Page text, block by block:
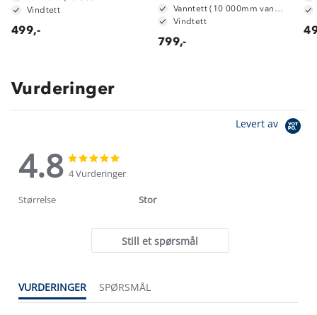
Vindtett
499,-
Vindtett
799,-
Vurderinger
Levert av
4.8
4.8
star
rating
star
4 Vurderinger
Størrelse Stor
Still et spørsmål
VURDERINGER SPØRSMÅL